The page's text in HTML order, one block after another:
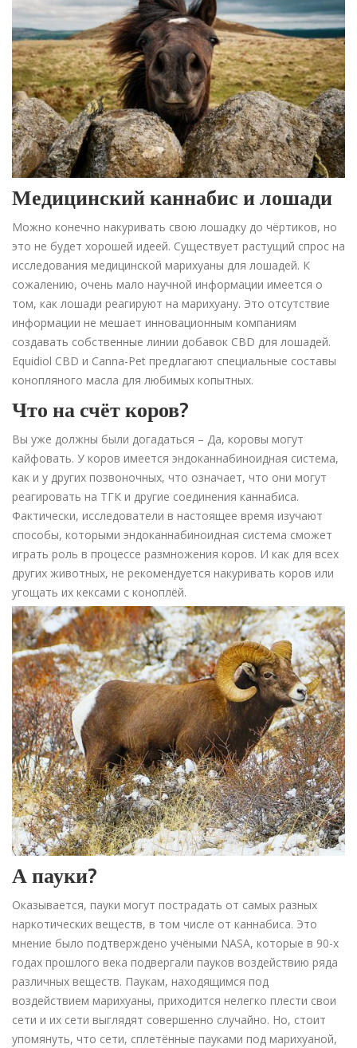
Медицинский каннабис и лошади
Можно конечно накуривать свою лошадку до чёртиков, но
это не будет хорошей идеей. Существует растущий спрос на
исследования медицинской марихуаны для лошадей. К
сожалению, очень мало научной информации имеется о
том, как лошади реагируют на марихуану. Это отсутствие
информации не мешает инновационным компаниям
создавать собственные линии добавок CBD для лошадей.
Equidiol CBD и Canna-Pet предлагают специальные составы
конопляного масла для любимых копытных.
Что на счёт коров?
Вы уже должны были догадаться – Да, коровы могут
кайфовать. У коров имеется эндоканнабиноидная система,
как и у других позвоночных, что означает, что они могут
реагировать на ТГК и другие соединения каннабиса.
Фактически, исследователи в настоящее время изучают
способы, которыми эндоканнабиноидная система сможет
играть роль в процессе размножения коров. И как для всех
других животных, не рекомендуется накуривать коров или
угощать их кексами с коноплёй.
А пауки?
Оказывается, пауки могут пострадать от самых разных
наркотических веществ, в том числе от каннабиса. Это
мнение было подтверждено учёными NASA, которые в 90-х
годах прошлого века подвергали пауков воздействию ряда
различных веществ. Паукам, находящимся под
воздействием марихуаны, приходится нелегко плести свои
сети и их сети выглядят совершенно случайно. Но, стоит
упомянуть, что сети, сплетённые пауками под марихуаной,